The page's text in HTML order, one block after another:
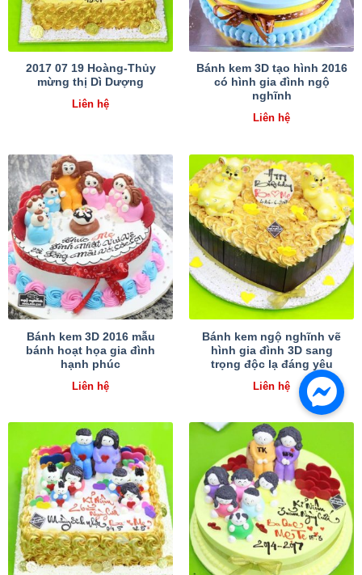
2017 07 19 Hoàng-Thủy
mừng thị Dì Dượng
Liên hệ
Bánh kem 3D tạo hình 2016
có hình gia đình ngộ
nghĩnh
Liên hệ
Bánh kem 3D 2016 mẫu
bánh hoạt họa gia đình
hạnh phúc
Liên hệ
Bánh kem ngộ nghĩnh vẽ
hình gia đình 3D sang
trọng độc lạ đáng yêu
Liên hệ